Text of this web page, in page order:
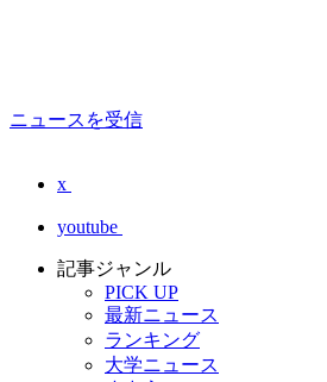
ニュースを受信
x
youtube
記事ジャンル
PICK UP
最新ニュース
ランキング
大学ニュース